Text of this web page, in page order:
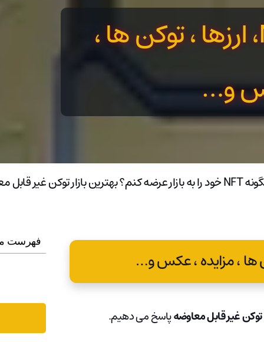
سئوالات مربوط به NFT، ارزها ، توکن ها ،
و…
توکن‌ غیر قابل معاوضهپاسخ می دهیم.
فهرست